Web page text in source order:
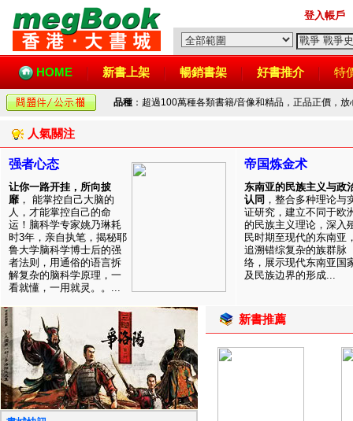
登入帳戶
HOME 新書上架 暢銷書架 好書推介 特
品種 ：超過100萬種各類書籍/音像和精品，正品正價，
人氣關注
强者心态
让你一路开挂，所向披
靡 ， 能掌控自己大脑的
人，才能掌控自己的命
运！脑科学专家姚乃琳耗
时3年，亲自执笔，揭秘耶
鲁大学脑科学博士后的强
者法则，用通俗的语言拆
解复杂的脑科学原理，一
看就懂，一用就灵。。...
帝国炼金术
东南亚的民族主义与政
认同 ，整合多种理论与
证研究，建立不同于欧
的民族主义理论，深入
民时期至现代的东南亚
追溯错综复杂的族群脉
络，展示现代东南亚国
及民族边界的形成...
新書推薦